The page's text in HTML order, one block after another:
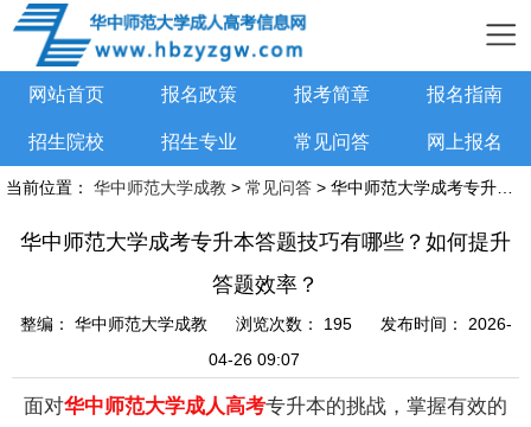
网站首页 报名政策 报考简章 报名指南
招生院校 招生专业 常见问答 网上报名
当前位置： 华中师范大学成教 > 常见问答 > 华中师范大学成考专升本答题技巧有哪些？如何提升答题效率？
华中师范大学成考专升本答题技巧有哪些？如何提升
答题效率？
整编： 华中师范大学成教 浏览次数： 195 发布时间：
2026-
04-26 09:07
面对华中师范大学成人高考专升本的挑战，掌握有效的